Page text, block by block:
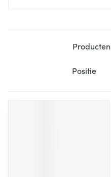
Producten
Sorteer op: